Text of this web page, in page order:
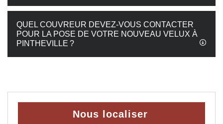
QUEL COUVREUR DEVEZ-VOUS CONTACTER
POUR LA POSE DE VOTRE NOUVEAU VELUX À
PINTHEVILLE ?
Nous localiser